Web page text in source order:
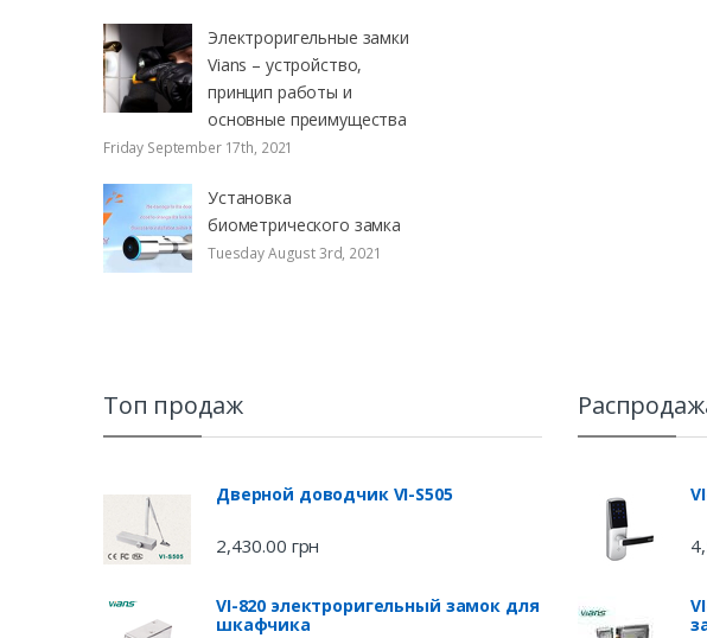
Электроригельные замки
Vians – устройство,
принцип работы и
основные преимущества
Friday September 17th, 2021
Установка
биометрического замка
Tuesday August 3rd, 2021
Топ продаж
Дверной доводчик VI-S505
2,430.00 грн
VI-820 электроригельный замок для
шкафчика